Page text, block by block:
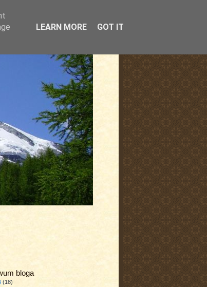
bloga
(18)
LEARN MORE GOT IT